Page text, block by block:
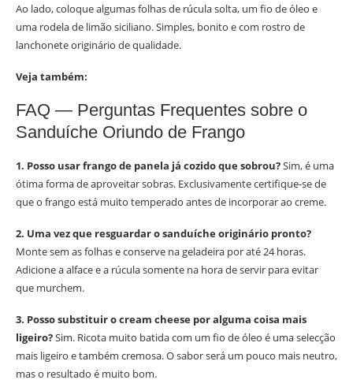
Ao lado, coloque algumas folhas de rúcula solta, um fio de óleo e
uma rodela de limão siciliano. Simples, bonito e com rostro de
lanchonete originário de qualidade.
Veja também:
FAQ — Perguntas Frequentes sobre o
Sanduíche Oriundo de Frango
1. Posso usar frango de panela já cozido que sobrou?Sim, é uma
ótima forma de aproveitar sobras. Exclusivamente certifique-se de
que o frango está muito temperado antes de incorporar ao creme.
2. Uma vez que resguardar o sanduíche originário pronto?
Monte sem as folhas e conserve na geladeira por até 24 horas.
Adicione a alface e a rúcula somente na hora de servir para evitar
que murchem.
3. Posso substituir o cream cheese por alguma coisa mais
ligeiro?Sim. Ricota muito batida com um fio de óleo é uma selecção
mais ligeiro e também cremosa. O sabor será um pouco mais neutro,
mas o resultado é muito bom.